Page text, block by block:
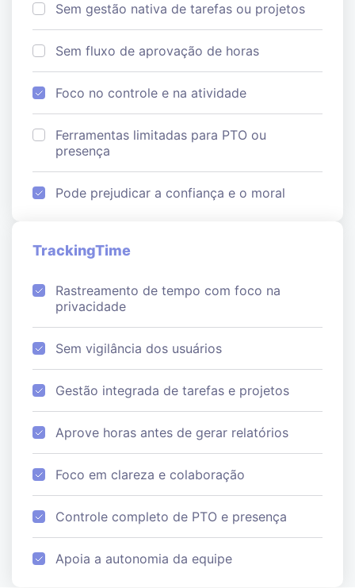
Sem gestão nativa de tarefas ou projetos
Sem fluxo de aprovação de horas
Foco no controle e na atividade
Ferramentas limitadas para PTO ou
presença
Pode prejudicar a confiança e o moral
TrackingTime
Rastreamento de tempo com foco na
privacidade
Sem vigilância dos usuários
Gestão integrada de tarefas e projetos
Aprove horas antes de gerar relatórios
Foco em clareza e colaboração
Controle completo de PTO e presença
Apoia a autonomia da equipe